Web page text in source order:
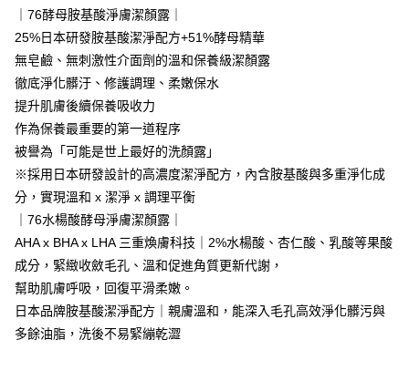
海外配送(中國)
｜76酵母胺基酸淨膚潔顏露｜
25%日本研發胺基酸潔淨配方+51%酵母精華
無皂鹼、無刺激性介面劑的溫和保養級潔顏露
徹底淨化髒汙、修護調理、柔嫩保水
提升肌膚後續保養吸收力
作為保養最重要的第一道程序
被譽為「可能是世上最好的洗顏露」
※採用日本研發設計的高濃度潔淨配方，內含胺基酸與多重淨化成
分，實現溫和 x 潔淨 x 調理平衡
｜76水楊酸酵母淨膚潔顏露｜
AHA x BHA x LHA 三重煥膚科技｜2%水楊酸、杏仁酸、乳酸等果酸
成分，緊緻收斂毛孔、溫和促進角質更新代謝，
幫助肌膚呼吸，回復平滑柔嫩。
日本品牌胺基酸潔淨配方｜親膚溫和，能深入毛孔高效淨化髒污與
多餘油脂，洗後不易緊繃乾澀